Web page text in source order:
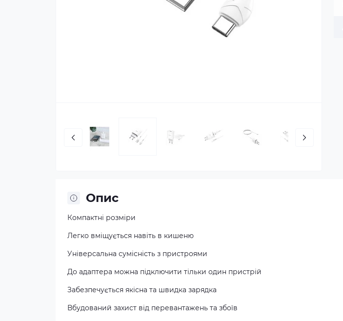
Опис
Компактні розміри
Легко вміщується навіть в кишеню
Універсальна сумісність з пристроями
До адаптера можна підключити тільки один пристрій
Забезпечується якісна та швидка зарядка
Вбудований захист від перевантажень та збоїв